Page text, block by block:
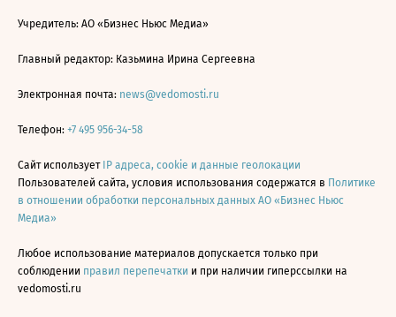
Учредитель: АО «Бизнес Ньюс Медиа»
Главный редактор: Казьмина Ирина Сергеевна
Электронная почта: news@vedomosti.ru
Телефон: +7 495 956-34-58
Сайт использует IP адреса, cookie и данные геолокации
Пользователей сайта, условия использования содержатся в Политике
в отношении обработки персональных данных АО «Бизнес Ньюс
Медиа»
Любое использование материалов допускается только при
соблюдении правил перепечатки и при наличии гиперссылки на
vedomosti.ru